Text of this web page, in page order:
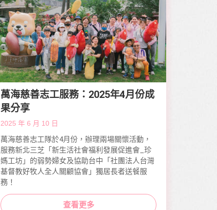
萬海慈善志工服務：2025年4月份成
果分享
2025 年 6 月 10 日
萬海慈善志工隊於4月份，辦理兩場關懷活動，
服務新北三芝「新生活社會福利發展促進會_珍
媽工坊」的弱勢婦女及協助台中「社團法人台灣
基督教好牧人全人關顧協會」獨居長者送餐服
務！
查看更多